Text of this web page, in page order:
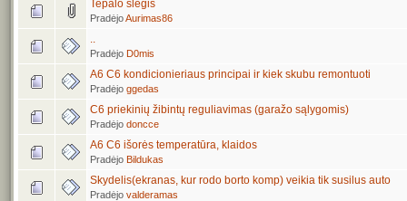
Tepalo slėgis
PradėjoAurimas86
Pradėjo D0mis
A6 C6 kondicionieriaus principai ir kiek skubu remontuoti
Pradėjo ggedas
C6 priekinių žibintų reguliavimas (garažo sąlygomis)
Pradėjo doncce
A6 C6 išorės temperatūra, klaidos
Pradėjo Bildukas
Skydelis(ekranas, kur rodo borto komp) veikia tik susilus auto
Pradėjo valderamas